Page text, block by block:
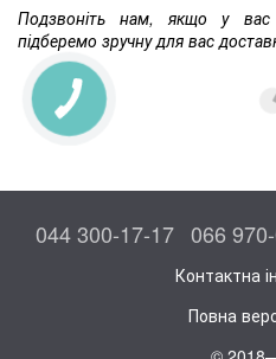
Подзвоніть нам, якщо у
підберемо зручну для вас
044 300-17-17 066
Контактна
Повна